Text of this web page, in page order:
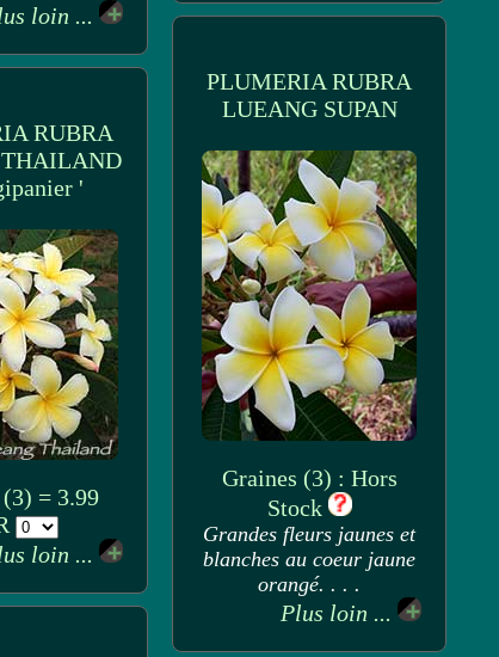
loin ...
PLUMERIA RUBRA
LUEANG SUPAN
Graines (3) : Hors
Stock
Grandes fleurs jaunes et
blanches au coeur jaune
orangé. . . .
Plus loin ...
RUBRA
'
= 3.99
loin ...